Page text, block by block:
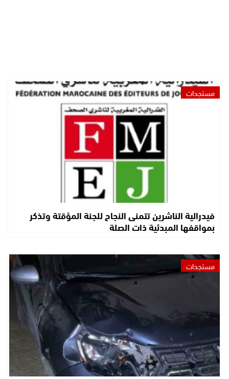
مستجدات
فيدرالية الناشرين تتمنى النجاح للجنة المؤقتة وتذكر
بمواقفها المبدئية ذات الصلة
مستجدات